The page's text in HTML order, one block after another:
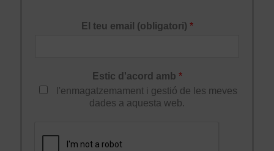
El teu email (obligatori) *
Estic d'acord amb *
l'enmagatzemament i gestió de les meves
dades a aquesta web.